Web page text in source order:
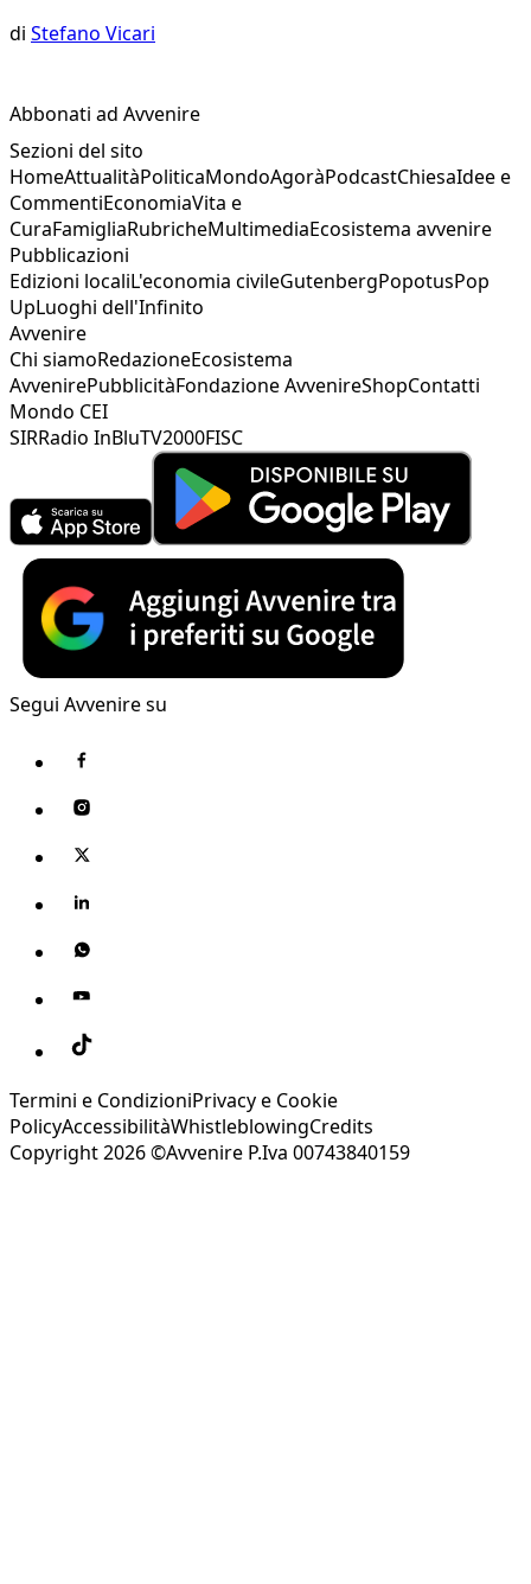
di Stefano Vicari
Abbonati ad Avvenire
Sezioni del sito
HomeAttualitàPoliticaMondoAgoràPodcastChiesaIdee e
CommentiEconomiaVita e
CuraFamigliaRubricheMultimediaEcosistema avvenire
Pubblicazioni
Edizioni localiL'economia civileGutenbergPopotusPop
UpLuoghi dell'Infinito
Avvenire
Chi siamoRedazioneEcosistema
AvvenirePubblicitàFondazione AvvenireShopContatti
Mondo CEI
SIRRadio InBluTV2000FISC
Segui Avvenire su
Termini e CondizioniPrivacy e Cookie
PolicyAccessibilitàWhistleblowingCredits
Copyright 2026 ©Avvenire P.Iva 00743840159